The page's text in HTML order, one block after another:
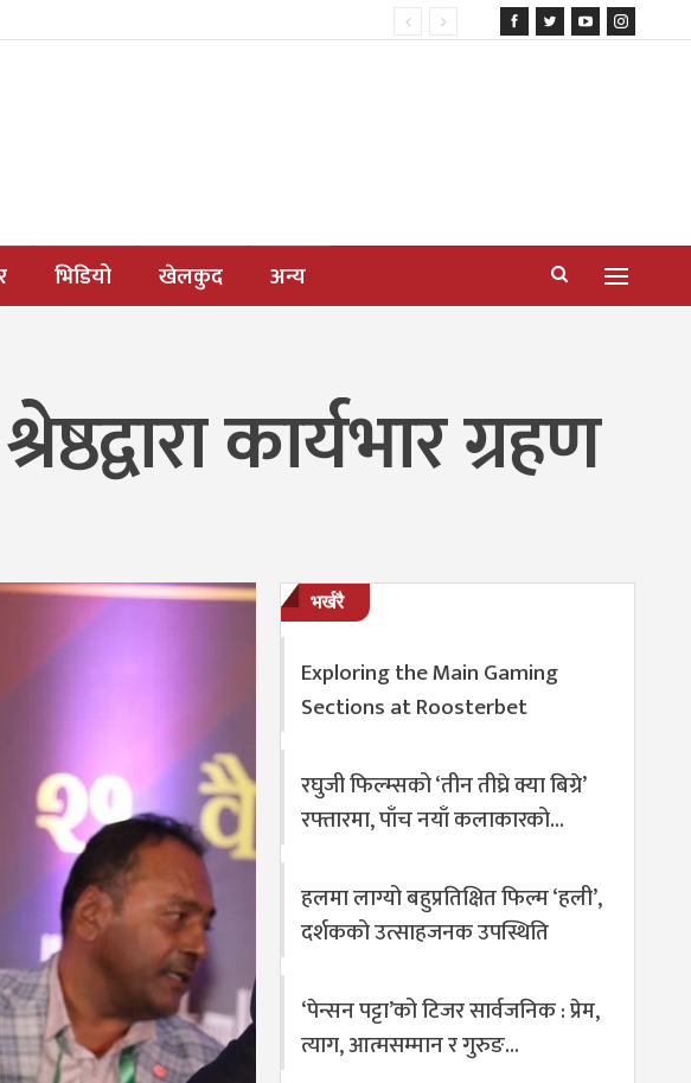
भिडियो खेलकुद अन्य
कार्यभार ग्रहण
भर्खरै
Exploring the Main Gaming
Sections at Roosterbet
रघुजी फिल्म्सको ‘तीन तीघ्रे क्या बिग्रे’
रफ्तारमा, पाँच नयाँ कलाकारको…
हलमा लाग्यो बहुप्रतिक्षित फिल्म ‘हली’,
दर्शकको उत्साहजनक उपस्थिति
‘पेन्सन पट्टा’को टिजर सार्वजनिक : प्रेम,
त्याग, आत्मसम्मान र गुरुङ…